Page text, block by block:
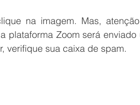
na imagem. Mas,
plataforma Zoom será
verifique sua caixa de spam.